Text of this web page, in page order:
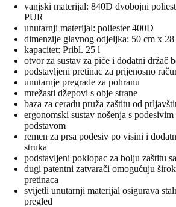
vanjski materijal: 840D dvobojni
PUR
unutarnji materijal: poliester 400D
dimenzije glavnog odjeljka: 50 cm x 28
kapacitet: Pribl. 25 l
otvor za sustav za piće i dodatni držač
podstavljeni pretinac za prijenosno
unutarnje pregrade za pohranu
mrežasti džepovi s obje strane
baza za ceradu pruža zaštitu od
ergonomski sustav nošenja s podesivim
podstavom
remen za prsa podesiv po visini i
struka
podstavljeni poklopac za bolju zaštitu
dugi patentni zatvarači omogućuju
pretinaca
svijetli unutarnji materijal osigurava
pregled